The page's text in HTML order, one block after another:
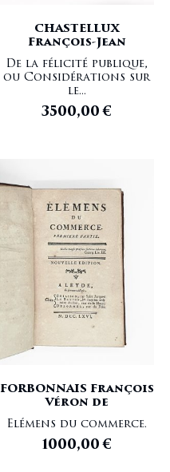
CHASTELLUX
François-Jean
De la félicité publique,
ou Considérations sur
le...
3500,00€
FORBONNAIS François
Véron de
Elémens du commerce.
1000,00€